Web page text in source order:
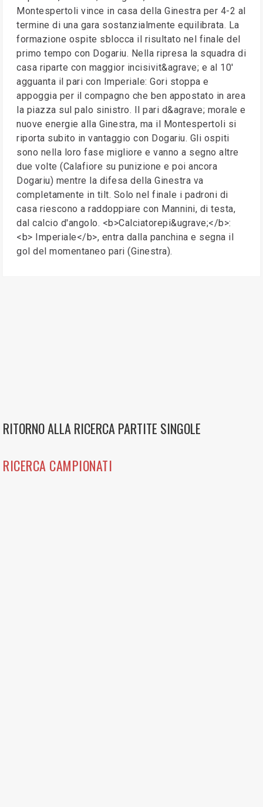
Montespertoli vince in casa della Ginestra per 4-2 al
termine di una gara sostanzialmente equilibrata. La
formazione ospite sblocca il risultato nel finale del
primo tempo con Dogariu. Nella ripresa la squadra di
casa riparte con maggior incisivit&agrave; e al 10'
agguanta il pari con Imperiale: Gori stoppa e
appoggia per il compagno che ben appostato in area
la piazza sul palo sinistro. Il pari d&agrave; morale e
nuove energie alla Ginestra, ma il Montespertoli si
riporta subito in vantaggio con Dogariu. Gli ospiti
sono nella loro fase migliore e vanno a segno altre
due volte (Calafiore su punizione e poi ancora
Dogariu) mentre la difesa della Ginestra va
completamente in tilt. Solo nel finale i padroni di
casa riescono a raddoppiare con Mannini, di testa,
dal calcio d'angolo. <b>Calciatorepi&ugrave;</b>:
<b> Imperiale</b>, entra dalla panchina e segna il
gol del momentaneo pari (Ginestra).
RITORNO ALLA RICERCA PARTITE SINGOLE
RICERCA CAMPIONATI